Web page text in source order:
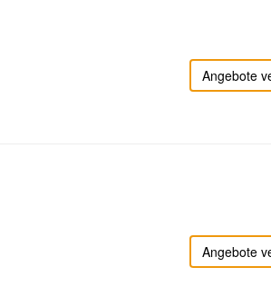
Angebote
Angebote